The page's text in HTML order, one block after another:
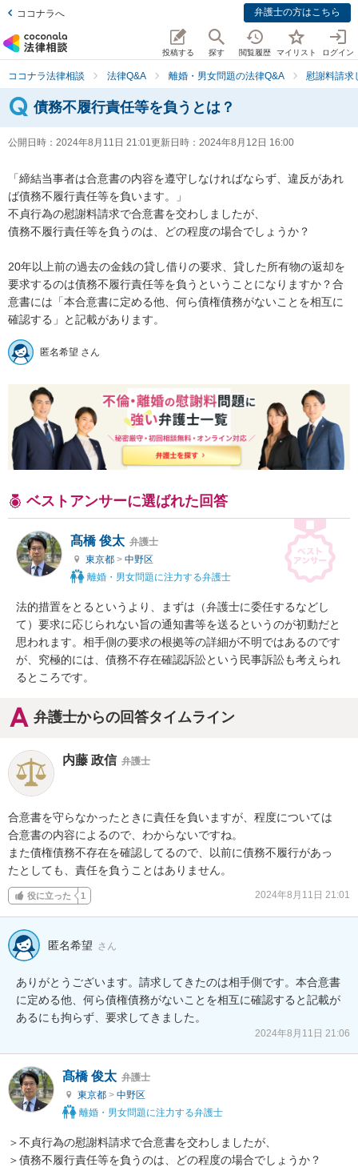
ココナラへ 弁護士の方はこちら
投稿する 探す 閲覧履歴 マイリスト ログイン
ココナラ法律相談 法律Q&A 離婚・男女問題の法律Q&A 慰謝料請求
債務不履行責任等を負うとは？
公開日時： 2024年8月11日 21:01更新日時： 2024年8月12日 16:00
「締結当事者は合意書の内容を遵守しなければならず、違反があれ
ば債務不履行責任等を負います。」
不貞行為の慰謝料請求で合意書を交わしましたが、
債務不履行責任等を負うのは、どの程度の場合でしょうか？
20年以上前の過去の金銭の貸し借りの要求、貸した所有物の返却を
要求するのは債務不履行責任等を負うということになりますか？合
意書には「本合意書に定める他、何ら債権債務がないことを相互に
確認する」と記載があります。
匿名希望 さん
ベストアンサーに選ばれた回答
髙橋 俊太 弁護士
東京都 > 中野区
離婚・男女問題に注力する弁護士
法的措置をとるというより、まずは（弁護士に委任するなどし
て）要求に応じられない旨の通知書等を送るというのが初動だと
思われます。相手側の要求の根拠等の詳細が不明ではあるのです
が、究極的には、債務不存在確認訴訟という民事訴訟も考えられ
るところです。
弁護士からの回答タイムライン
内藤 政信 弁護士
合意書を守らなかったときに責任を負いますが、程度については
合意書の内容によるので、わからないですね。
また債権債務不存在を確認してるので、以前に債務不履行があっ
たとしても、責任を負うことはありません。
役に立った 1 2024年8月11日 21:01
匿名希望 さん
ありがとうございます。請求してきたのは相手側です。本合意書
に定める他、何ら債権債務がないことを相互に確認すると記載が
あるにも拘らず、要求してきました。
2024年8月11日 21:06
髙橋 俊太 弁護士
東京都 > 中野区
離婚・男女問題に注力する弁護士
＞不貞行為の慰謝料請求で合意書を交わしましたが、
＞債務不履行責任等を負うのは、どの程度の場合でしょうか？